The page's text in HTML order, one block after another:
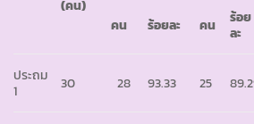
(คน)
คน
ร้อยละ คน
ร้อย
ละ
ประถม
1
30 28 93.33 25